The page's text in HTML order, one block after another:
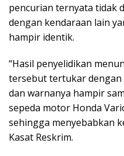
pencurian ternyata tidak
dengan kendaraan lain
hampir identik.
“Hasil penyelidikan
tersebut tertukar dengan
dan warnanya hampir
sepeda motor Honda
sehingga menyebabkan
Kasat Reskrim.